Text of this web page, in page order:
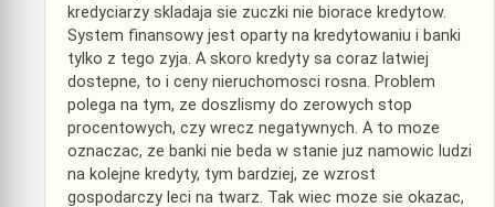
kredyciarzy skladaja sie zuczki nie biorace kredytow.
System finansowy jest oparty na kredytowaniu i banki
tylko z tego zyja. A skoro kredyty sa coraz latwiej
dostepne, to i ceny nieruchomosci rosna. Problem
polega na tym, ze doszlismy do zerowych stop
procentowych, czy wrecz negatywnych. A to moze
oznaczac, ze banki nie beda w stanie juz namowic ludzi
na kolejne kredyty, tym bardziej, ze wzrost
gospodarczy leci na twarz. Tak wiec moze sie okazac,